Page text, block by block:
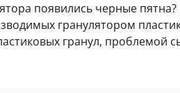
появились черные
гранулятором
гранул, проблемой